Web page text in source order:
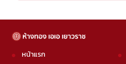
หน้าแรก